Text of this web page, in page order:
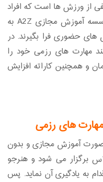
از ورزش ها است که افراد
می توانند این مهارت ها را در موسسه آموزش مجازی A2Z به
های حضوری فرا بگیرند. در
مهارت های رزمی خود را
و همچنین کاراته افزایش
های رزمی
صورت آموزش مجازی و بدون
برگزار می شود و هنرجو
به یادگیری آن نماید. پس